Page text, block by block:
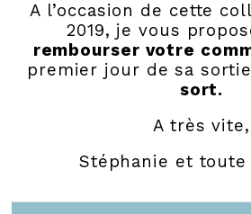
A l’occasion de cette
2019, je vous
rembourser votre
premier jour de sa sortie
sort.
A très vite,
Stéphanie et toute